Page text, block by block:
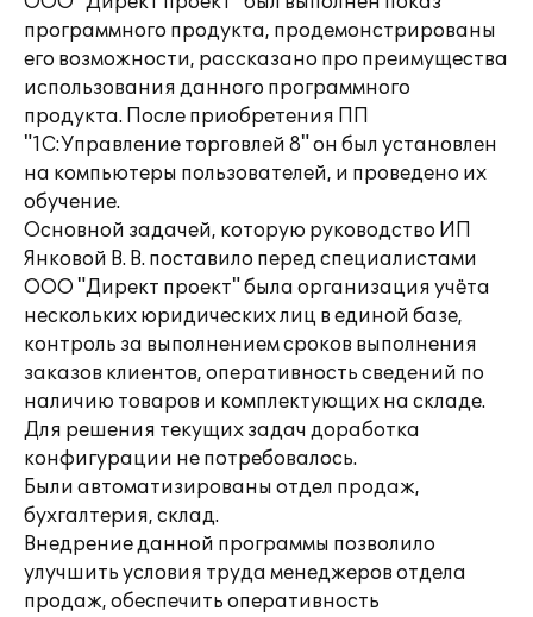
программного продукта, продемонстрированы
его возможности, рассказано про преимущества
использования данного программного
продукта. После приобретения ПП
"1С:Управление торговлей 8" он был установлен
на компьютеры пользователей, и проведено их
обучение.
Основной задачей, которую руководство ИП
Янковой В. В. поставило перед специалистами
ООО "Директ проект" была организация учёта
нескольких юридических лиц в единой базе,
контроль за выполнением сроков выполнения
заказов клиентов, оперативность сведений по
наличию товаров и комплектующих на складе.
Для решения текущих задач доработка
конфигурации не потребовалось.
Были автоматизированы отдел продаж,
бухгалтерия, склад.
Внедрение данной программы позволило
улучшить условия труда менеджеров отдела
продаж, обеспечить оперативность